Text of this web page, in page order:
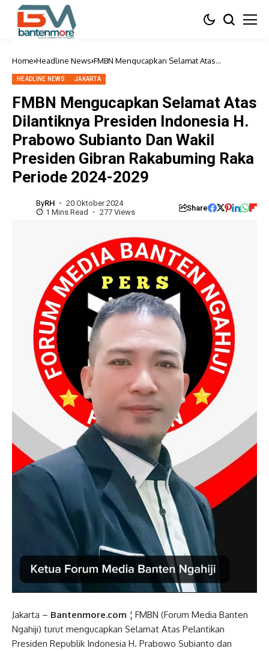
Home Headline News FMBN Mengucapkan Selamat Atas
Subianto Dan Wakil Presiden Gibran
Rakabuming Raka Periode 2024-2029
HEADLINE NEWS JAKARTA
FMBN Mengucapkan Selamat Atas
Dilantiknya Presiden Indonesia H.
Prabowo Subianto Dan Wakil
Presiden Gibran Rakabuming Raka
Periode 2024-2029
ByRH
20 Oktober 2024
1 Mins Read
277 Views Share
Jakarta – Bantenmore.com ¦ FMBN (Forum Media Banten
Ngahiji) turut mengucapkan Selamat Atas Pelantikan
Presiden Republik Indonesia H. Prabowo Subianto dan